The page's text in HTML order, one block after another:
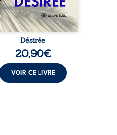
Désirée
20,90€
VOIR CE LIVRE